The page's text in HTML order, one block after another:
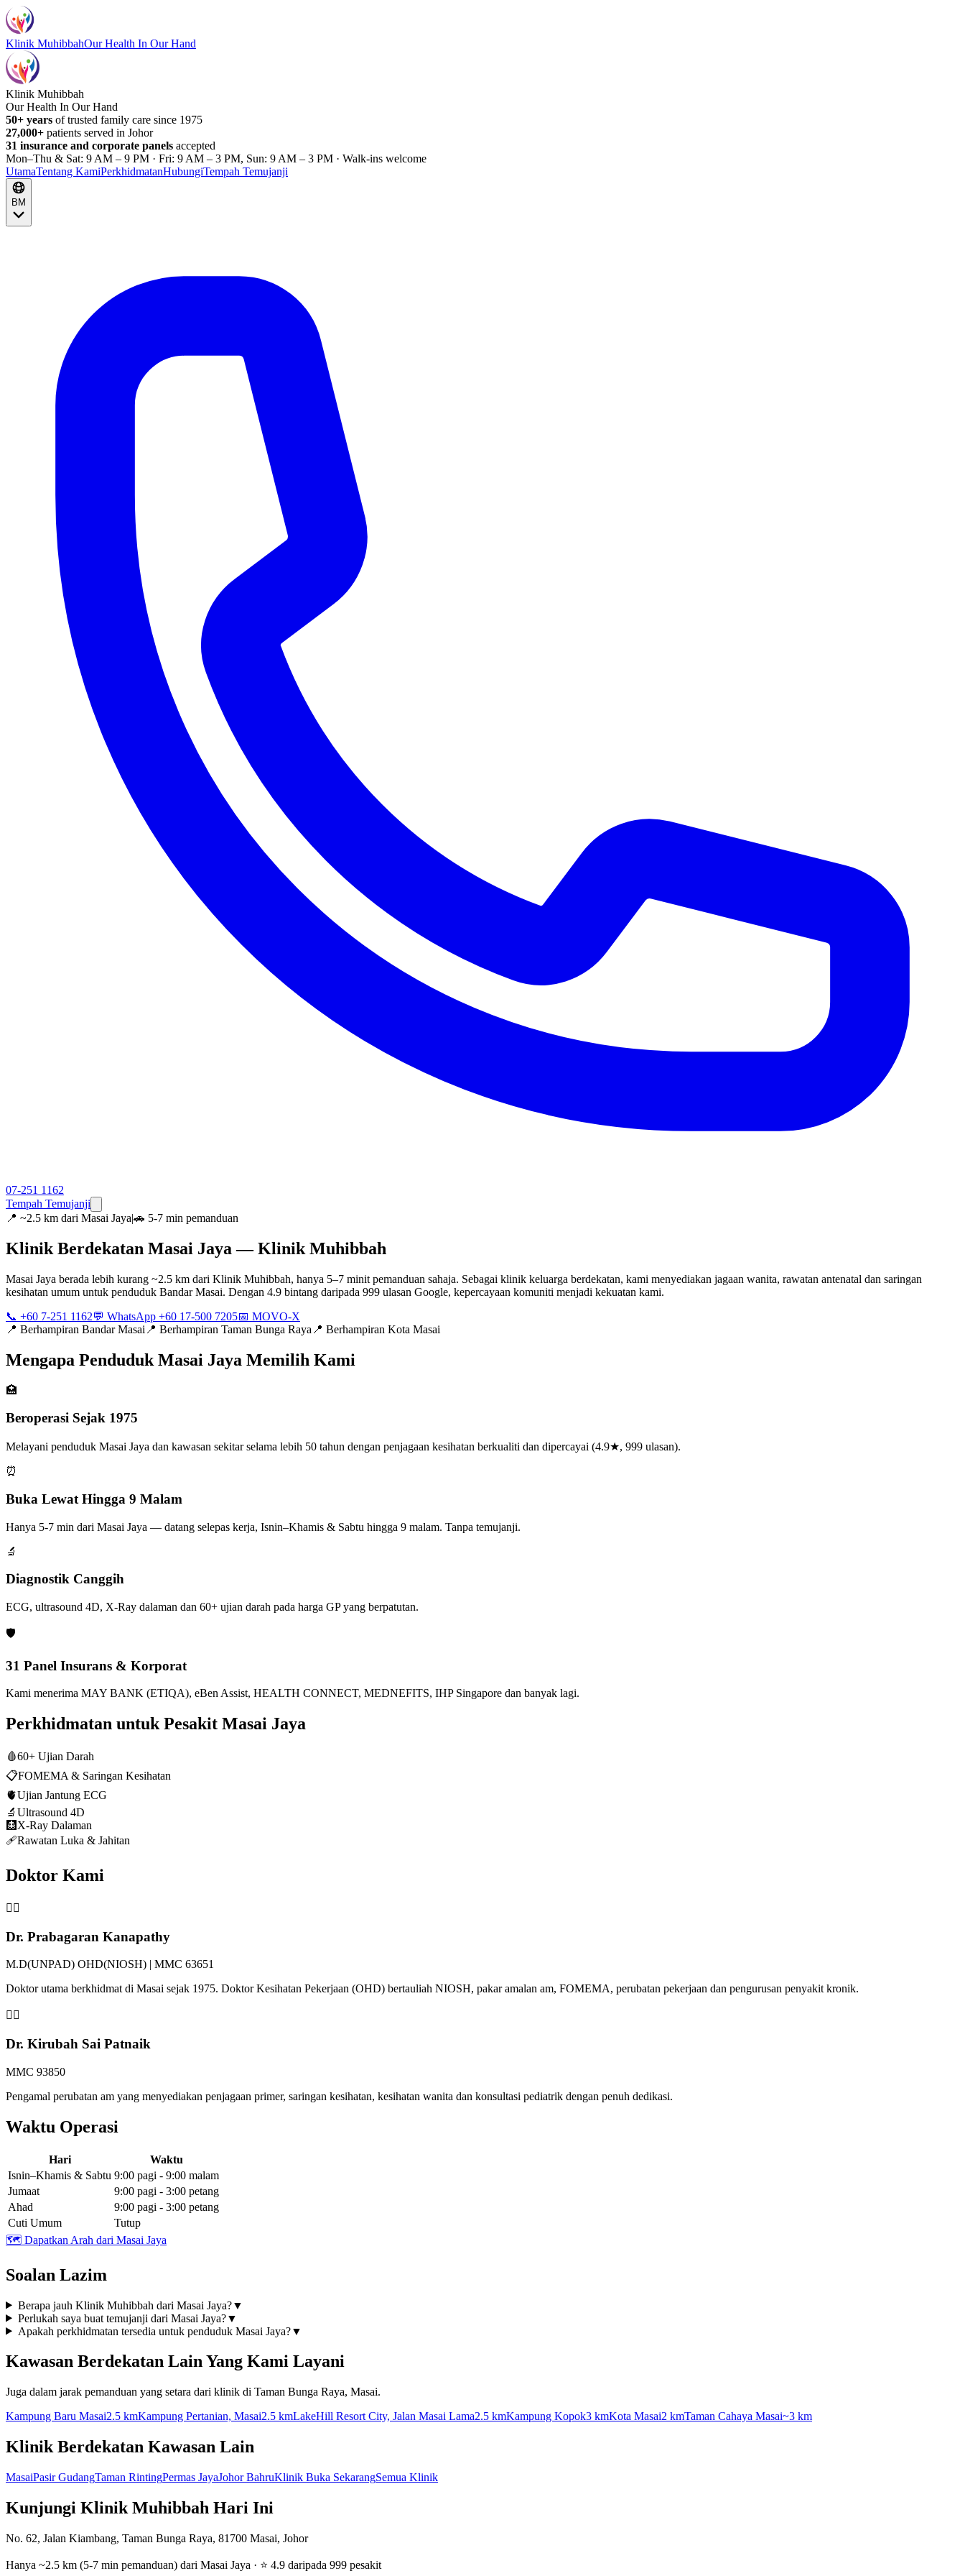
Klinik MuhibbahOur Health In Our Hand
Klinik Muhibbah
Our Health In Our Hand
50+ years of trusted family care since 1975
27,000+ patients served in Johor
31 insurance and corporate panels accepted
Mon–Thu & Sat: 9 AM – 9 PM · Fri: 9 AM – 3 PM, Sun: 9 AM – 3 PM · Walk-ins welcome
UtamaTentang KamiPerkhidmatanHubungiTempah Temujanji
BM
07-251 1162
Tempah Temujanji
📍 ~2.5 km dari Masai Jaya|🚗 5-7 min pemanduan
Klinik Berdekatan Masai Jaya — Klinik Muhibbah
Masai Jaya berada lebih kurang ~2.5 km dari Klinik Muhibbah, hanya 5–7 minit pemanduan sahaja. Sebagai klinik keluarga berdekatan, kami menyediakan jagaan wanita, rawatan antenatal dan saringan
kesihatan umum untuk penduduk Bandar Masai. Dengan 4.9 bintang daripada 999 ulasan Google, kepercayaan komuniti menjadi kekuatan kami.
📞 +60 7-251 1162💬 WhatsApp +60 17-500 7205📅 MOVO-X
📍 Berhampiran Bandar Masai 📍 Berhampiran Taman Bunga Raya 📍 Berhampiran Kota Masai
Mengapa Penduduk Masai Jaya Memilih Kami
🏥
Beroperasi Sejak 1975
Melayani penduduk Masai Jaya dan kawasan sekitar selama lebih 50 tahun dengan penjagaan kesihatan berkualiti dan dipercayai (4.9★, 999 ulasan).
⏰
Buka Lewat Hingga 9 Malam
Hanya 5-7 min dari Masai Jaya — datang selepas kerja, Isnin–Khamis & Sabtu hingga 9 malam. Tanpa temujanji.
🔬
Diagnostik Canggih
ECG, ultrasound 4D, X-Ray dalaman dan 60+ ujian darah pada harga GP yang berpatutan.
🛡️
31 Panel Insurans & Korporat
Kami menerima MAY BANK (ETIQA), eBen Assist, HEALTH CONNECT, MEDNEFITS, IHP Singapore dan banyak lagi.
Perkhidmatan untuk Pesakit Masai Jaya
🩸60+ Ujian Darah
📋FOMEMA & Saringan Kesihatan
🫀Ujian Jantung ECG
🔬 Ultrasound 4D
🩻 X-Ray Dalaman
🩹Rawatan Luka & Jahitan
Doktor Kami
👨‍⚕️
Dr. Prabagaran Kanapathy
M.D(UNPAD) OHD(NIOSH) | MMC 63651
Doktor utama berkhidmat di Masai sejak 1975. Doktor Kesihatan Pekerjaan (OHD) bertauliah NIOSH, pakar amalan am, FOMEMA, perubatan pekerjaan dan pengurusan penyakit kronik.
👩‍⚕️
Dr. Kirubah Sai Patnaik
MMC 93850
Pengamal perubatan am yang menyediakan penjagaan primer, saringan kesihatan, kesihatan wanita dan konsultasi pediatrik dengan penuh dedikasi.
Waktu Operasi
Hari
Waktu
Isnin–Khamis & Sabtu 9:00 pagi - 9:00 malam
Jumaat
9:00 pagi - 3:00 petang
Ahad
9:00 pagi - 3:00 petang
Cuti Umum
Tutup
🗺️ Dapatkan Arah dari Masai Jaya
Soalan Lazim
Berapa jauh Klinik Muhibbah dari Masai Jaya?▼
Perlukah saya buat temujanji dari Masai Jaya?▼
Apakah perkhidmatan tersedia untuk penduduk Masai Jaya?▼
Kawasan Berdekatan Lain Yang Kami Layani
Juga dalam jarak pemanduan yang setara dari klinik di Taman Bunga Raya, Masai.
Kampung Baru Masai2.5 kmKampung Pertanian, Masai2.5 kmLakeHill Resort City, Jalan Masai Lama2.5 kmKampung Kopok3 kmKota Masai2 kmTaman Cahaya Masai~3 km
Klinik Berdekatan Kawasan Lain
MasaiPasir GudangTaman RintingPermas JayaJohor BahruKlinik Buka SekarangSemua Klinik
Kunjungi Klinik Muhibbah Hari Ini
No. 62, Jalan Kiambang, Taman Bunga Raya, 81700 Masai, Johor
Hanya ~2.5 km (5-7 min pemanduan) dari Masai Jaya · ⭐ 4.9 daripada 999 pesakit